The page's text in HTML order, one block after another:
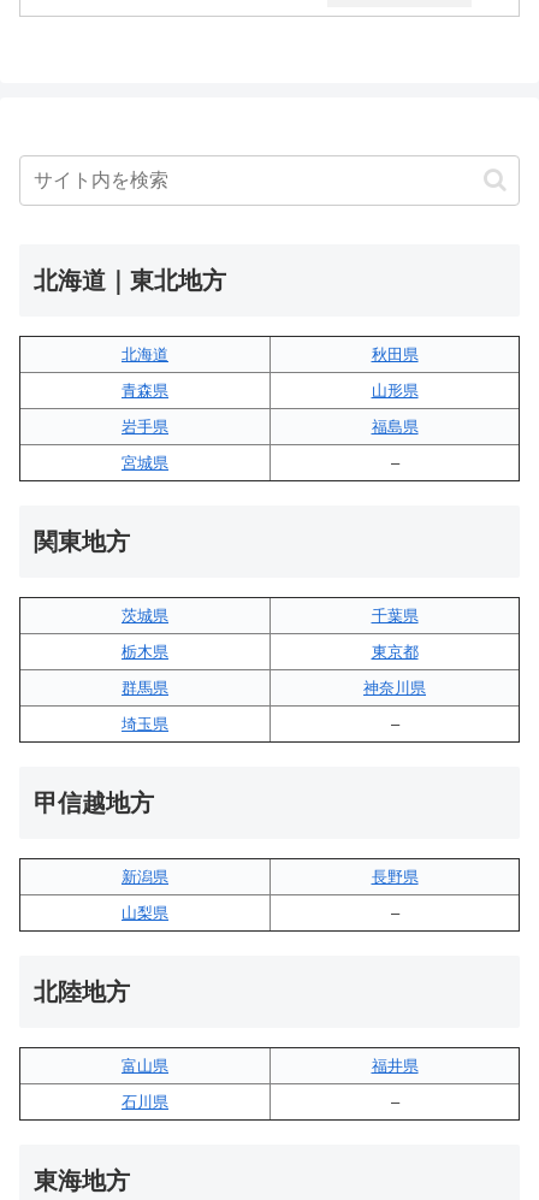
北海道｜東北地方
北海道
秋田県
青森県
山形県
岩手県
福島県
宮城県
–
関東地方
茨城県
千葉県
栃木県
東京都
群馬県
神奈川県
埼玉県
–
甲信越地方
新潟県
長野県
山梨県
–
北陸地方
富山県
福井県
石川県
–
東海地方